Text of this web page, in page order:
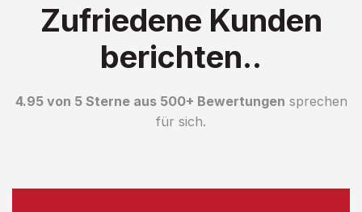
Zufriedene Kunden
berichten..
4.95 von 5 Sterne aus 500+ Bewertungen sprechen
für sich.